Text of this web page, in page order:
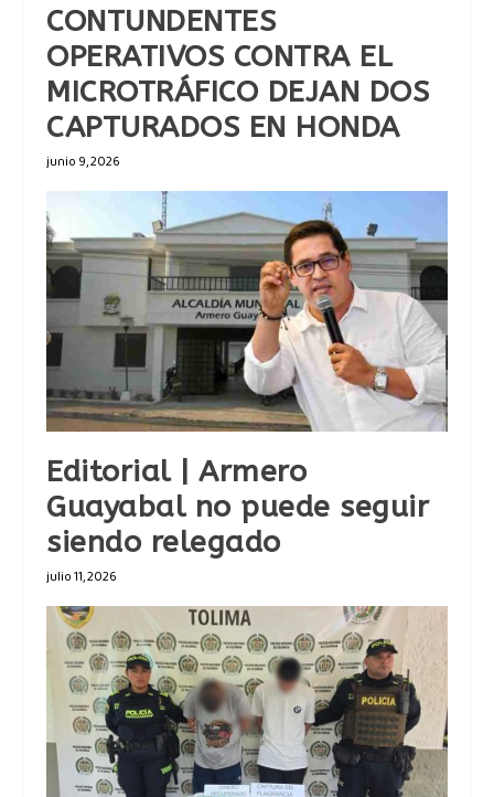
CONTUNDENTES
OPERATIVOS CONTRA EL
MICROTRÁFICO DEJAN DOS
CAPTURADOS EN HONDA
junio 9, 2026
Editorial | Armero
Guayabal no puede seguir
siendo relegado
julio 11, 2026